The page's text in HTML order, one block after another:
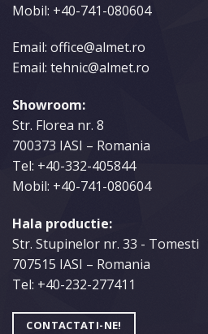
Mobil: +40-741-080604
Email: office@almet.ro
Email: tehnic@almet.ro
Showroom:
Str. Florea nr. 8
700373 IASI – Romania
Tel: +40-332-405844
Mobil: +40-741-080604
Hala productie:
Str. Stupinelor nr. 33 - Tomesti
707515 IASI – Romania
Tel: +40-232-277411
CONTACTATI-NE!